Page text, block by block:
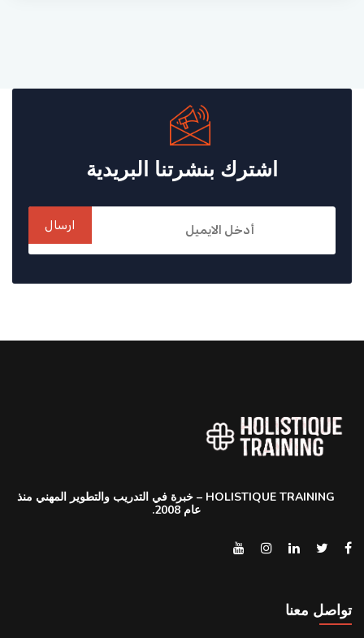
اشترك بنشرتنا البريدية
ارسال
HOLISTIQUE TRAINING – خبرة في التدريب والتطوير المهني منذ
عام 2008.
تواصل معنا